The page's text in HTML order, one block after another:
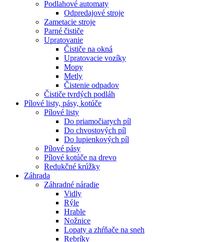
Podlahové automaty
Odpredajové stroje
Zametacie stroje
Parné čističe
Upratovanie
Čističe na okná
Upratovacie vozíky
Mopy
Metly
Čistenie odpadov
Čističe tvrdých podláh
Pílové listy, pásy, kotúče
Pílové listy
Do priamočiarych píl
Do chvostových píl
Do lupienkových píl
Pílové pásy
Pílové kotúče na drevo
Redukčné krúžky
Záhrada
Záhradné náradie
Vidly
Rýle
Hrable
Nožnice
Lopaty a zhŕňače na sneh
Rebríky